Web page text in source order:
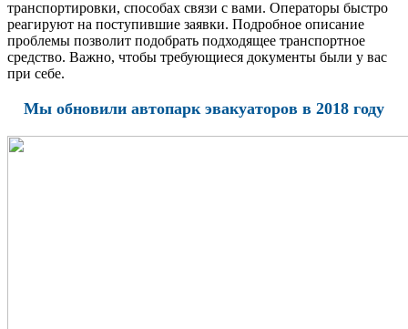
транспортировки, способах связи с вами. Операторы быстро
реагируют на поступившие заявки. Подробное описание
проблемы позволит подобрать подходящее транспортное
средство. Важно, чтобы требующиеся документы были у вас
при себе.
Мы обновили автопарк эвакуаторов в 2018 году